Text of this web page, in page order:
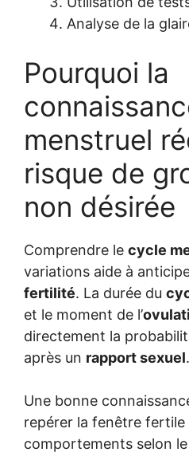
Analyse de la
Pourquoi la
menstruel
risque de
non désirée
Comprendre le cycle
variations aide à
fertilité. La durée du
et le moment de l’
directement la
après un rapport sexuel.
Une bonne
repérer la fenêtre fertile
comportements selon